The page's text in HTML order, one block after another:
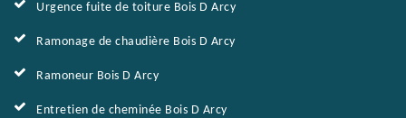
Urgence fuite de toiture Bois D Arcy
Ramonage de chaudière Bois D Arcy
Ramoneur Bois D Arcy
Entretien de cheminée Bois D Arcy